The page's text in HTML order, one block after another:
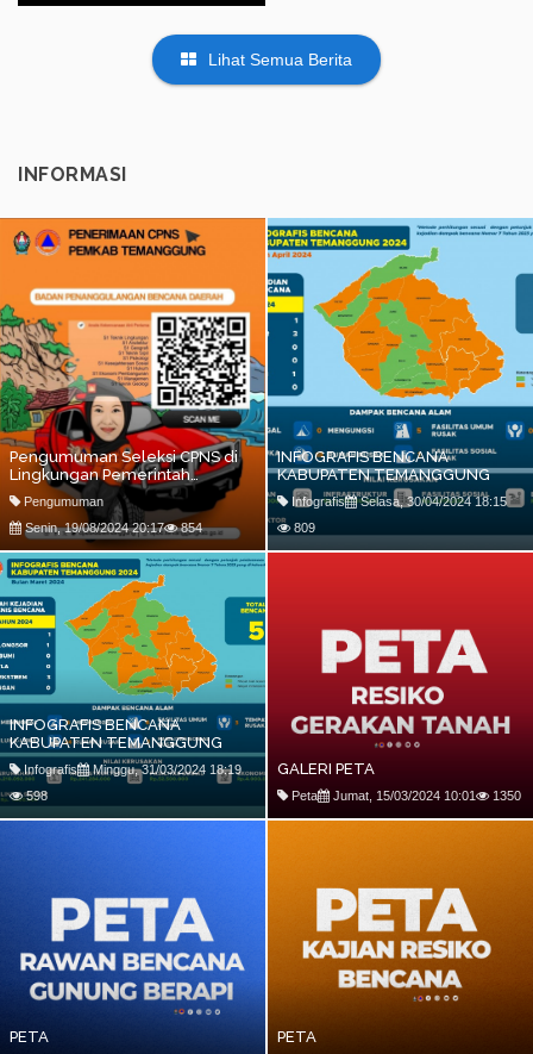
Lihat Semua Berita
INFORMASI
Pengumuman Seleksi CPNS di
Lingkungan Pemerintah
Kabupaten Temanggung
Formasi Tahun 2024
Pengumuman
Senin, 19/08/2024 20:17
854
INFOGRAFIS BENCANA
KABUPATEN TEMANGGUNG
Infografis
Selasa, 30/04/2024 18:15
809
INFOGRAFIS BENCANA
KABUPATEN TEMANGGUNG
Infografis
Minggu, 31/03/2024 18:19
598
GALERI PETA
Peta Jumat, 15/03/2024 10:01 1350
PETA PETA